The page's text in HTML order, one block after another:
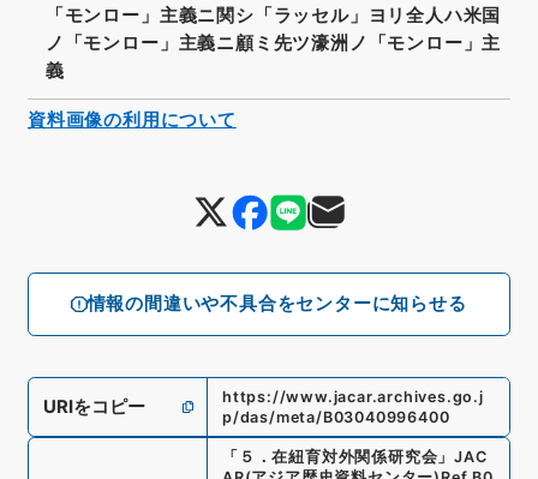
情報の間違いや不具合をセンターに知らせる
「モンロー」主義ニ関シ「ラッセル」ヨリ全人ハ米国
ノ「モンロー」主義ニ顧ミ先ツ濠洲ノ「モンロー」主
義
URIをコピー
https://www.jacar.archives.go.j
p/das/meta/B03040996400
「 ５．在紐育対外関係研究会 」JAC
資料画像の利用について